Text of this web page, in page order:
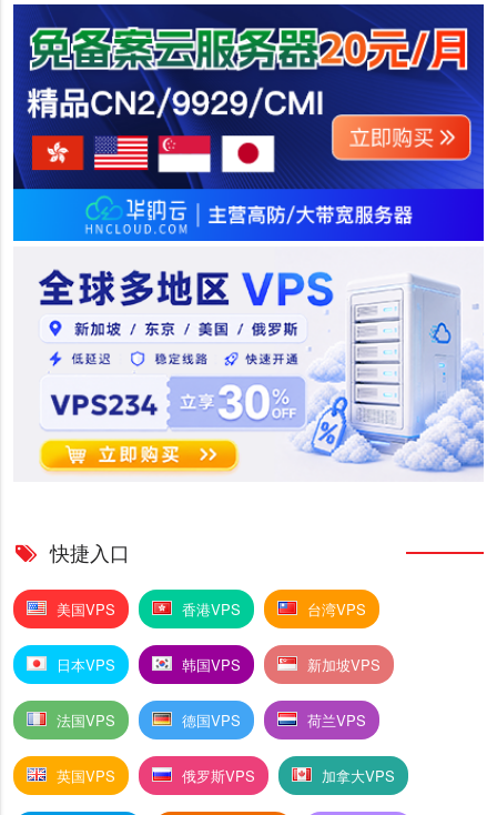
快捷入口
美国VPS 香港VPS 台湾VPS
日本VPS 韩国VPS 新加坡VPS
法国VPS 德国VPS 荷兰VPS
英国VPS 俄罗斯VPS 加拿大VPS